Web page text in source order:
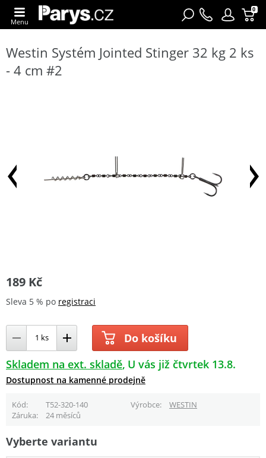
0
Menu
Westin Systém Jointed Stinger 32 kg 2 ks
- 4 cm #2
189 Kč
Sleva 5 % po registraci
Do košíku
Skladem na ext. skladě U vás již čtvrtek 13.8.
Dostupnost na kamenné prodejně
Kód T52-320-140 Výrobce
WESTIN
Záruka
24 měsíců
Vyberte variantu